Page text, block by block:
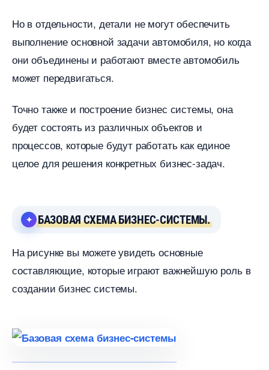
Но в отдельности, детали не могут обеспечить
ыполнение основной задачи автомобиля, но когда
они объединены и работают вместе автомобиль
может передвигаться.
Точно также и построение бизнес системы, она
удет состоять из различных объектов и
процессов, которые будут работать как единое
целое для решения конкретных бизнес-задач.
БАЗОВАЯ СХЕМА БИЗНЕС-СИСТЕМЫ.
На рисунке вы можете увидеть основные
составляющие, которые играют важнейшую роль
создании бизнес системы.